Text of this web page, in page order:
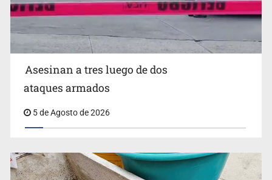
Vinculan a responsable de homicidio registrado en 2025
en Tlaquepaque
Asesinan a tres luego de dos
ataques armados
5 de Agosto de 2026